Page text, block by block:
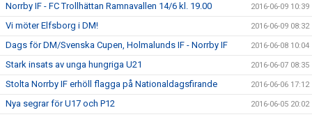
Norrby IF - FC Trollhättan Ramnavallen 14/6 kl. 19.00 2016-06-09 10:39
Vi möter Elfsborg i DM! 2016-06-09 08:32
Dags för DM/Svenska Cupen, Holmalunds IF - Norrby IF 2016-06-08 10:04
Stark insats av unga hungriga U21 2016-06-07 08:35
Stolta Norrby IF erhöll flagga på Nationaldagsfirande 2016-06-06 17:12
Nya segrar för U17 och P12 2016-06-05 20:02